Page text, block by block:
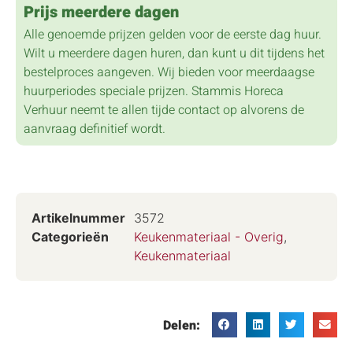
Prijs meerdere dagen
Alle genoemde prijzen gelden voor de eerste dag huur.
Wilt u meerdere dagen huren, dan kunt u dit tijdens het
bestelproces aangeven. Wij bieden voor meerdaagse
huurperiodes speciale prijzen. Stammis Horeca
Verhuur neemt te allen tijde contact op alvorens de
aanvraag definitief wordt.
Artikelnummer 3572
Categorieën
Keukenmateriaal - Overig,
Keukenmateriaal
Delen: